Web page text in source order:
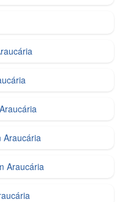
Araucária
Araucária